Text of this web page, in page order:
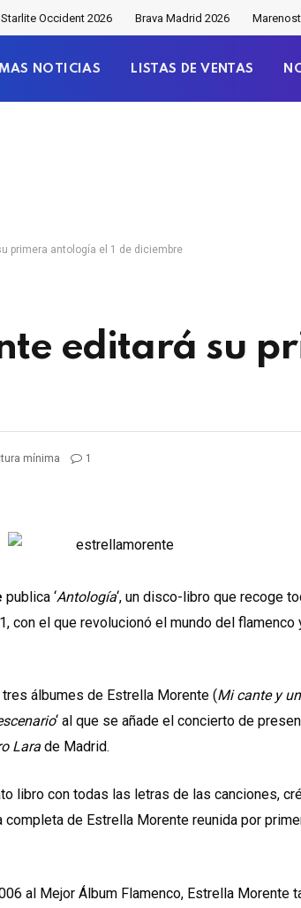
Starlite Occident 2026 Brava Madrid 2026
NOTICIAS LISTAS DE VENTAS
primera antología el 1 de diciembre
editará su
mínima 1
publica ‘Antología‘, un disco-libro que recoge
con el que revolucionó el mundo del flamenco
álbumes de Estrella Morente (Mi cante y
‘ al que se añade el concierto de
Lara de Madrid.
libro con todas las letras de las canciones,
de Estrella Morente reunida por
al Mejor Álbum Flamenco, Estrella Morente